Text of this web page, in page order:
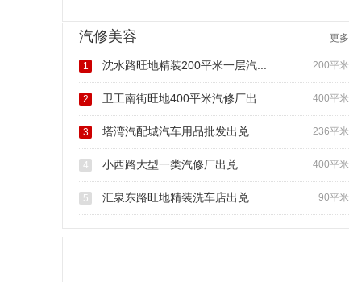
汽修美容 更多
200平米
1 沈水路旺地精装200平米一层汽...
400平米
2 卫工南街旺地400平米汽修厂出...
236平米
3 塔湾汽配城汽车用品批发出兑
400平米
4 小西路大型一类汽修厂出兑
90平米
5 汇泉东路旺地精装洗车店出兑